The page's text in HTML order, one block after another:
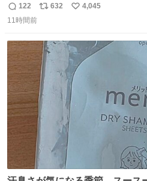
「被害届も検討」
に西鉄福岡（天神）駅および薬
送設備に外部から不正に音声
認を実施」と説明した。
返
信
122
リ
ト
数
632
い
数
4,045
11時間前